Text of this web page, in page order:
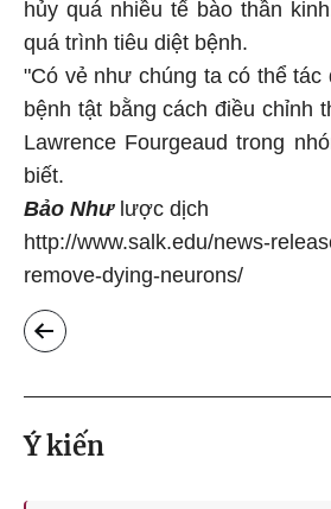
hủy quá nhiều tế bào thần
quá trình tiêu diệt bệnh.
"Có vẻ như chúng ta có thể tác
bệnh tật bằng cách điều chỉnh
Lawrence Fourgeaud trong
biết.
Bảo Nhưlược dịch
http://www.salk.edu/news-
remove-dying-neurons/
Ý kiến